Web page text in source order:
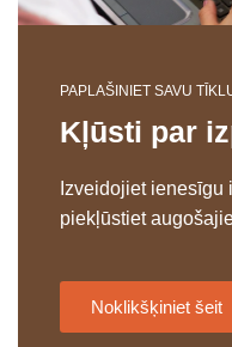
PAPLAŠINIET SAVU
Kļūsti par
Izveidojiet
piekļūstiet
Noklikšķiniet šeit